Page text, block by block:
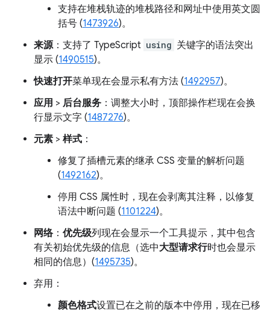
支持在堆栈轨迹的堆栈路径和网址中使用英文圆
括号 (1473926)。
来源：支持了 TypeScript using 关键字的语法突出
显示 (1490515)。
快速打开菜单现在会显示私有方法 (1492957)。
应用 > 后台服务 ：调整大小时，顶部操作栏现在会换
行显示文字 (1487276)。
元素 > 样式 ：
修复了插槽元素的继承 CSS 变量的解析问题
(1492162)。
停用 CSS 属性时，现在会剥离其注释，以修复
语法中断问题 (1101224)。
网络： 优先级列现在会显示一个工具提示，其中包含
有关初始优先级的信息（选中大型请求行时也会显示
相同的信息）(1495735)。
弃用：
颜色格式设置已在之前的版本中停用，现在已移